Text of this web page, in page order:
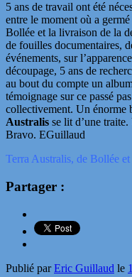
5 ans de travail ont été
entre le moment où a
Bollée et la livraison de la
de fouilles documentaires,
événements, sur
découpage, 5 ans de
au bout du compte un
témoignage sur ce passé
collectivement. Un énorme
Australis se lit d’une
Bravo. EGuillaud
Terra Australis, de Bollée
Partager :
Publié parEric Guillaud le